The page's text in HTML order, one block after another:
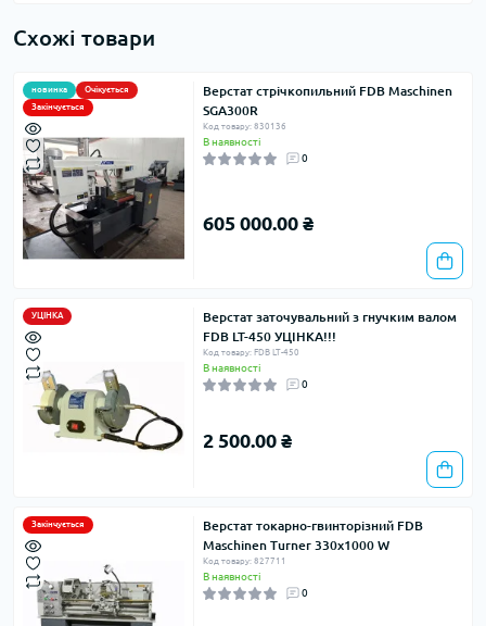
Схожі товари
новинка
Очікується
Закінчується
Верстат стрічкопильний FDB Maschinen
SGA300R
Код товару: 830136
В наявності
0
605 000.00 ₴
УЦІНКА
Верстат заточувальний з гнучким валом
FDB LT-450 УЦІНКА!!!
Код товару: FDB LT-450
В наявності
0
2 500.00 ₴
Закінчується
Верстат токарно-гвинторiзний FDB
Maschinen Turner 330x1000 W
Код товару: 827711
В наявності
0